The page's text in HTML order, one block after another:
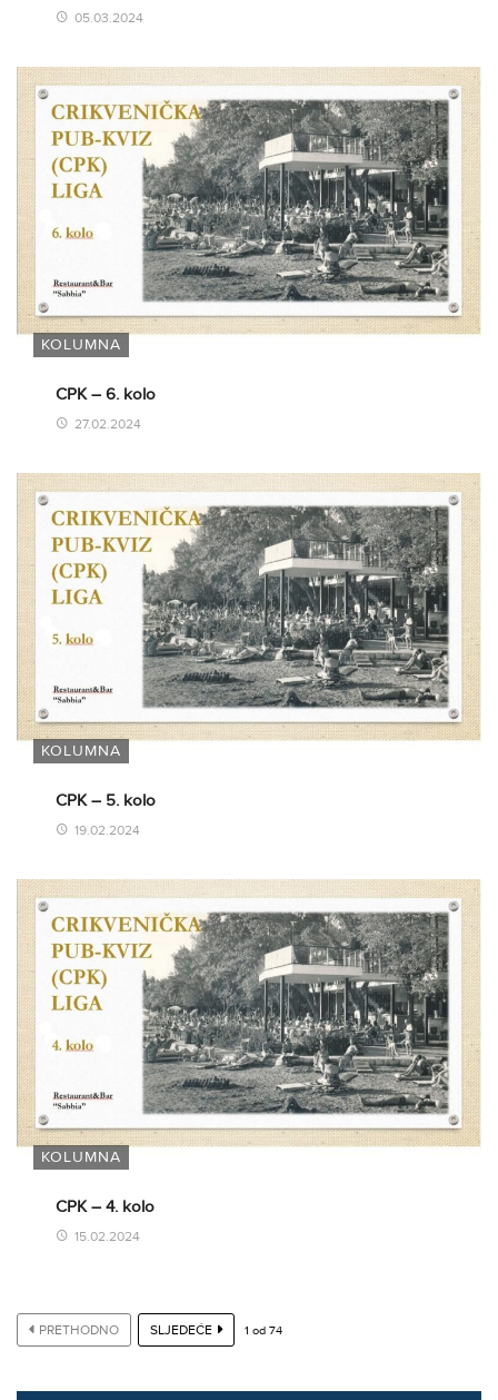
05.03.2024
KOLUMNA
CPK – 6. kolo
27.02.2024
KOLUMNA
CPK – 5. kolo
19.02.2024
KOLUMNA
CPK – 4. kolo
15.02.2024
PRETHODNO SLJEDEĆE 1 od 74